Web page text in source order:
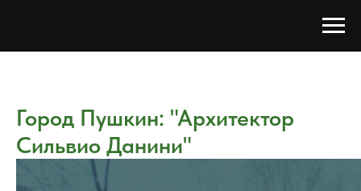
Город Пушкин: "Архитектор
Сильвио Данини"